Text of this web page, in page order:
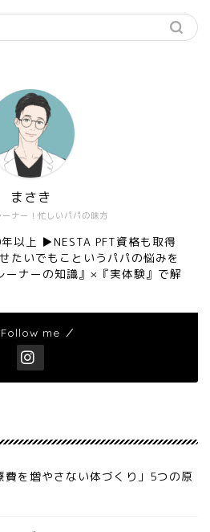
ナー！忙しいパパの味方
まさき
以上 ▶︎NESTA PFT資格も取得
たいでもこというパパの悩みを
ーナーの知識』×『実体験』で解
me ／
を増やさない体づくり」5つの原